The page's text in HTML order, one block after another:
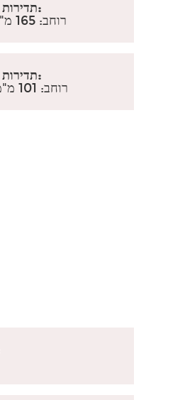
תדירות חזרה של דפוס:
רוחב: 165 מ"מ
תדירות חזרה של דפוס:
רוחב: 101 מ"מ